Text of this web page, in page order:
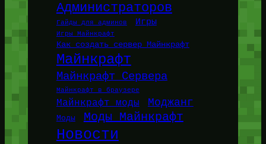
Администраторов
Гайды для админов Игры
Игры Майнкрафт
Как создать сервер Майнкрафт
Майнкрафт
Майнкрафт Сервера
Майнкрафт в браузере
Майнкрафт моды Моджанг
Моды Моды Майнкрафт
Новости